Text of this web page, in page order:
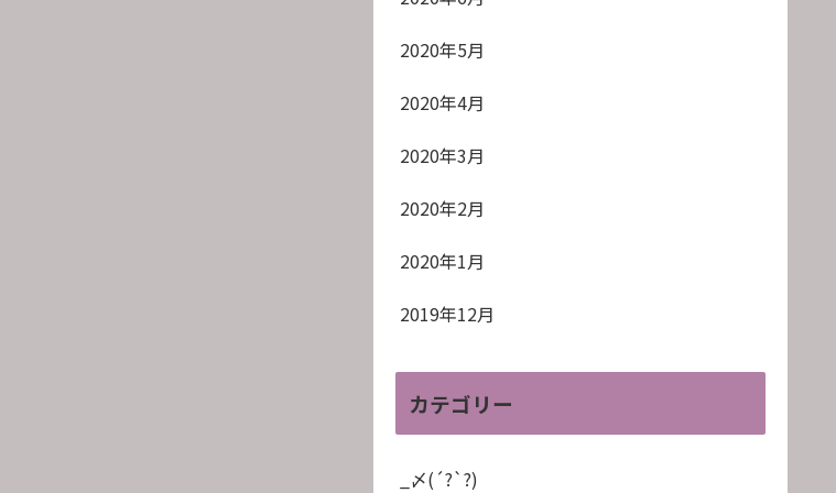
2020年5月
2020年4月
2020年3月
2020年2月
2020年1月
2019年12月
カテゴリー
_〆(´?`?)